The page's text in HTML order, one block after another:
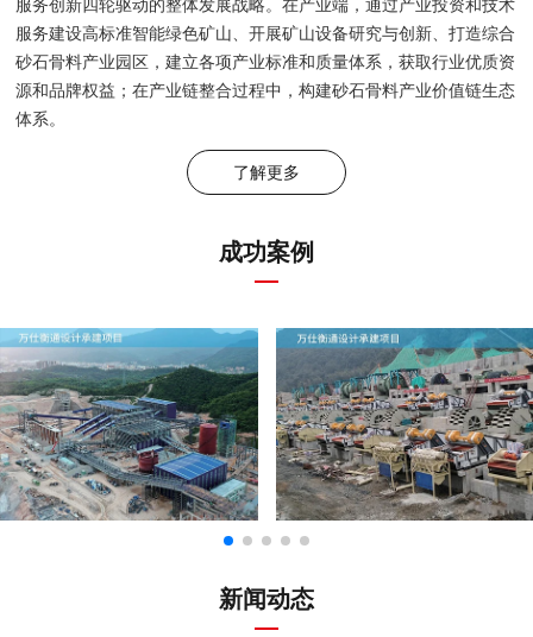
服务创新四轮驱动的整体发展战略。在产业端，通过产业投资和技术
服务建设高标准智能绿色矿山、开展矿山设备研究与创新、打造综合
砂石骨料产业园区，建立各项产业标准和质量体系，获取行业优质资
源和品牌权益；在产业链整合过程中，构建砂石骨料产业价值链生态
体系。
了解更多
成功案例
新闻动态